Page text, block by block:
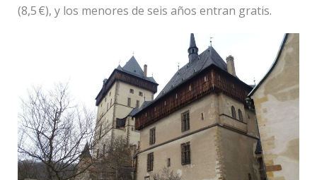
(8,5 €), y los menores de seis años entran gratis.